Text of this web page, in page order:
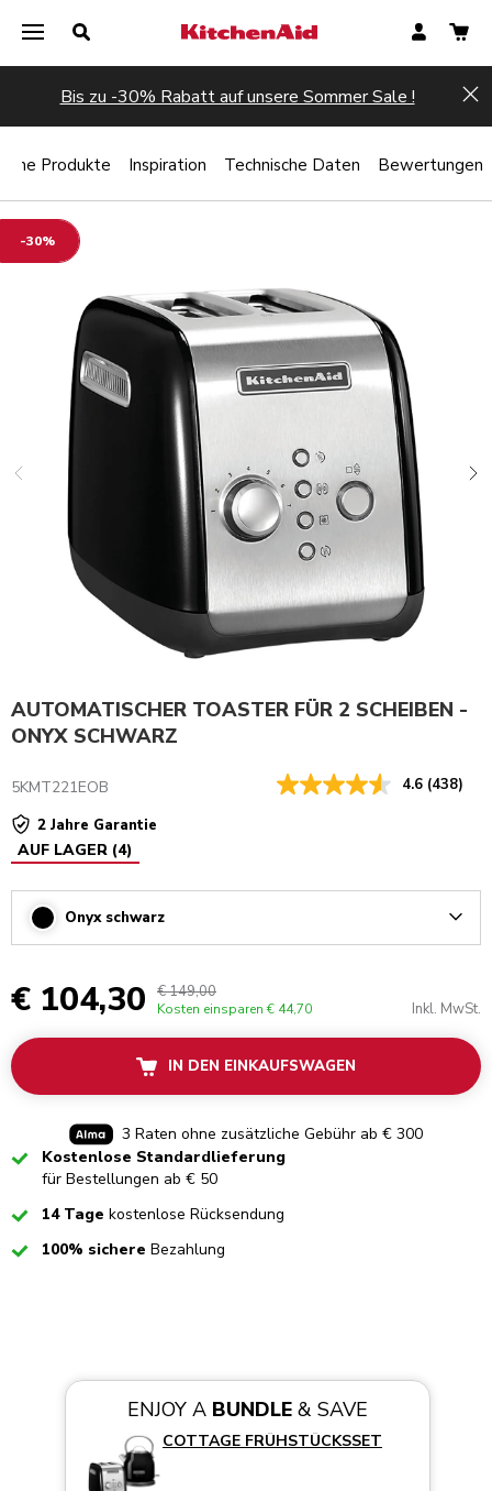
Bis zu -30% Rabatt auf unsere Sommer Sale !
-30%
AUTOMATISCHER TOASTER FÜR 2 SCHEIBEN -
ONYX SCHWARZ
5KMT221EOB 4.6 (438)
2 Jahre Garantie
AUF LAGER (4)
Onyx schwarz
€ 104,30 € 149,00
Kosten einsparen € 44,70 Inkl. MwSt.
IN DEN EINKAUFSWAGEN
3 Raten ohne zusätzliche Gebühr ab € 300
CheckedKostenlose Standardlieferung
für Bestellungen ab € 50
Checked14 Tage kostenlose Rücksendung
Checked100% sichere Bezahlung
ENJOY A BUNDLE& SAVE
COTTAGE FRÜHSTÜCKSSET
Produkte Inspiration Technische Daten Bewertungen